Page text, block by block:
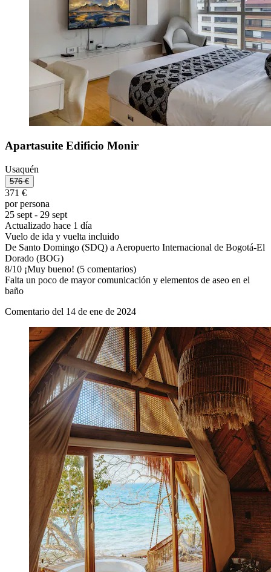
Apartasuite Edificio Monir
Usaquén
576 €
371 €
por persona
25 sept - 29 sept
Actualizado hace 1 día
Vuelo de ida y vuelta incluido
De Santo Domingo (SDQ) a Aeropuerto Internacional de Bogotá-El
Dorado (BOG)
8/10 ¡Muy bueno! (5 comentarios)
Falta un poco de mayor comunicación y elementos de aseo en el
baño
Comentario del 14 de ene de 2024